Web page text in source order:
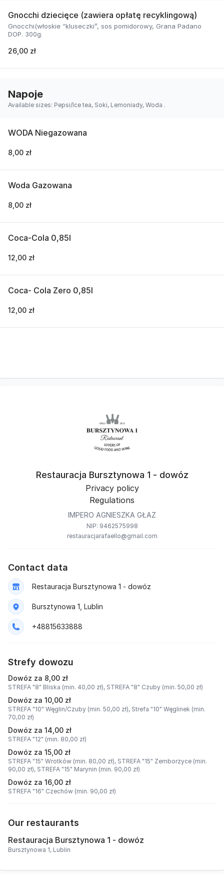
Gnocchi dziecięce (zawiera opłatę recyklingową)
Gnocchi(włoskie “kluseczki”, sos pomidorowy, Grana Padano
DOP. 300g.
26,00 zł
Napoje
Available sizes: Pepsi/Ice tea, Soki, Lemoniady, Woda .
WODA Niegazowana
8,00 zł
Woda Gazowana
8,00 zł
Coca-Cola 0,85l
12,00 zł
Coca- Cola Zero 0,85l
12,00 zł
Restauracja Bursztynowa 1 - dowóz
Privacy policy
Regulations
IMPERO AGNIESZKA GŁAZ
NIP: 9462575998
restauracjarafaello@gmail.com
Contact data
Restauracja Bursztynowa 1 - dowóz
Bursztynowa 1, Lublin
+48815633888
Strefy dowozu
Dowóz za 8,00 zł
STREFA "8" Bliska (min. 40,00 zł), STREFA "8" Czuby (min. 50,00 zł)
Dowóz za 10,00 zł
STREFA "10" Węglin/Czuby (min. 50,00 zł), Strefa "10" Węglinek (min.
70,00 zł)
Dowóz za 14,00 zł
STREFA "12" (min. 80,00 zł)
Dowóz za 15,00 zł
STREFA "15" Wrotków (min. 80,00 zł), STREFA "15" Zemborzyce (min.
90,00 zł), STREFA "15" Marynin (min. 90,00 zł)
Dowóz za 16,00 zł
STREFA "16" Czechów (min. 90,00 zł)
Our restaurants
Restauracja Bursztynowa 1 - dowóz
Bursztynowa 1, Lublin